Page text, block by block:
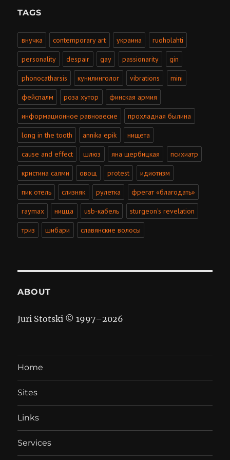
TAGS
внучка contemporary art украина ruoholahti
personality despair gay passionarity gin
phonocatharsis кунилинголог vibrations mini
фейспалм роза хутор финская армия
информационное равновесие прохладная былина
long in the tooth annika epik нищета
cause and effect шлюз яна щербицкая психиатр
кристина салми овощ protest идиотизм
пик отель слизняк рулетка фрегат «благодать»
raymax ницца usb-кабель sturgeon's revelation
триз шибари славянские волосы
ABOUT
Juri Stotski © 1997–2026
Home
Sites
Links
Services